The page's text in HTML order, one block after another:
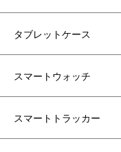
タブレットケース
スマートウォッチ
スマートトラッカー